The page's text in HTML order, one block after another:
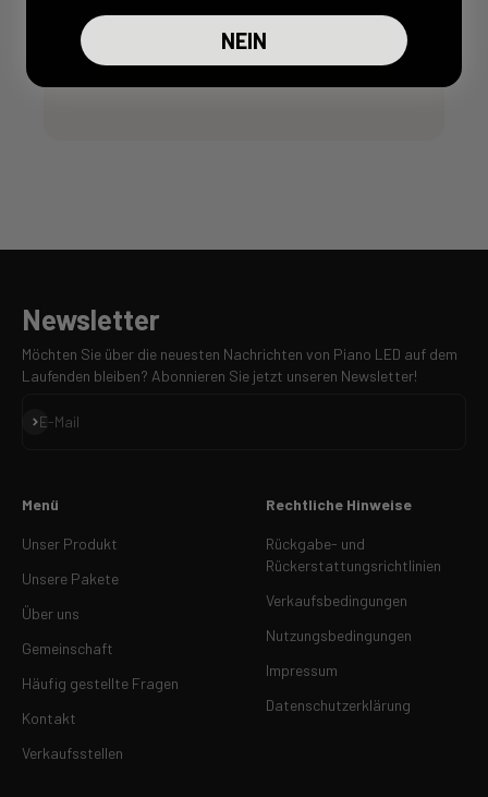
Meine Anfrage absenden
Newsletter
Möchten Sie über die neuesten Nachrichten von Piano LED auf dem
Laufenden bleiben? Abonnieren Sie jetzt unseren Newsletter!
E-Mail
Anmelden
Menü
Unser Produkt
Unsere Pakete
Über uns
Gemeinschaft
Häufig gestellte Fragen
Kontakt
Verkaufsstellen
Rechtliche Hinweise
Rückgabe- und
Rückerstattungsrichtlinien
Verkaufsbedingungen
Nutzungsbedingungen
Impressum
Datenschutzerklärung
NEIN